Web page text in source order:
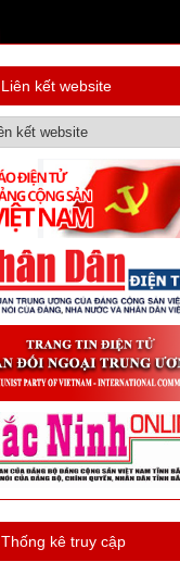
Liên kết website
Thống kê truy cập